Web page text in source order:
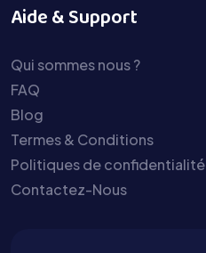
Aide & Support
Qui sommes nous ?
FAQ
Blog
Termes & Conditions
Politiques de confidentialité
Contactez-Nous